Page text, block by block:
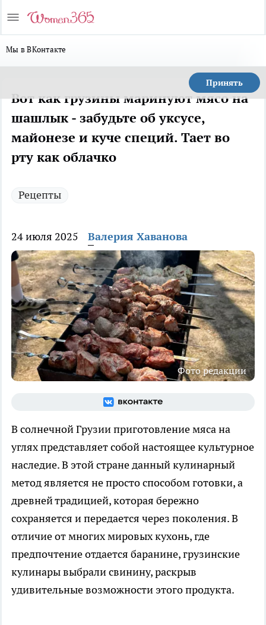
Мы в ВКонтакте
Принять
Вот как грузины маринуют мясо на
шашлык - забудьте об уксусе,
майонезе и куче специй. Тает во
рту как облачко
Рецепты
24 июля 2025 Валерия Хаванова
Фото редакции
В солнечной Грузии приготовление мяса на
углях представляет собой настоящее культурное
наследие. В этой стране данный кулинарный
метод является не просто способом готовки, а
древней традицией, которая бережно
сохраняется и передается через поколения. В
отличие от многих мировых кухонь, где
предпочтение отдается баранине, грузинские
кулинары выбрали свинину, раскрыв
удивительные возможности этого продукта.